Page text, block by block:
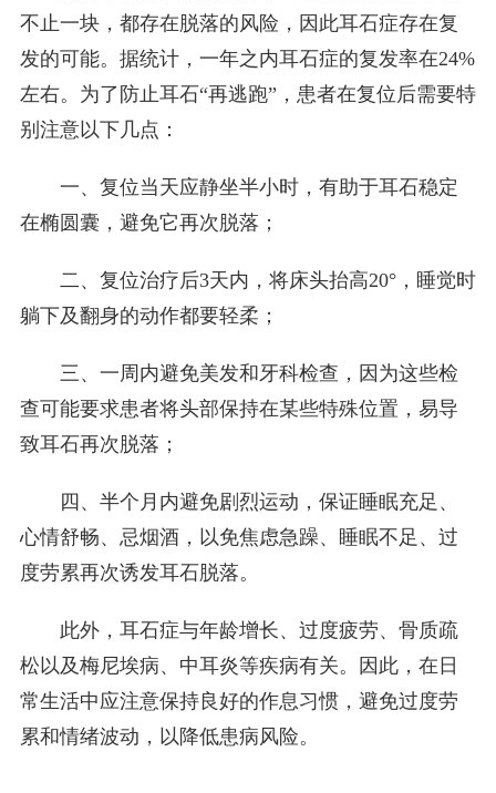
不止一块，都存在脱落的风险，因此耳石症存在复
发的可能。据统计，一年之内耳石症的复发率在24%
左右。为了防止耳石“再逃跑”，患者在复位后需要特
别注意以下几点：
一、复位当天应静坐半小时，有助于耳石稳定
在椭圆囊，避免它再次脱落；
二、复位治疗后3天内，将床头抬高20°，睡觉时
躺下及翻身的动作都要轻柔；
三、一周内避免美发和牙科检查，因为这些检
查可能要求患者将头部保持在某些特殊位置，易导
致耳石再次脱落；
四、半个月内避免剧烈运动，保证睡眠充足、
心情舒畅、忌烟酒，以免焦虑急躁、睡眠不足、过
度劳累再次诱发耳石脱落。
此外，耳石症与年龄增长、过度疲劳、骨质疏
松以及梅尼埃病、中耳炎等疾病有关。因此，在日
常生活中应注意保持良好的作息习惯，避免过度劳
累和情绪波动，以降低患病风险。